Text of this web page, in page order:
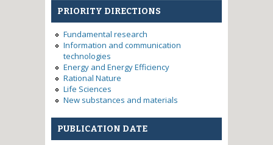
PRIORITY DIRECTIONS
Fundamental research
Information and communication
technologies
Energy and Energy Efficiency
Rational Nature
Life Sciences
New substances and materials
PUBLICATION DATE